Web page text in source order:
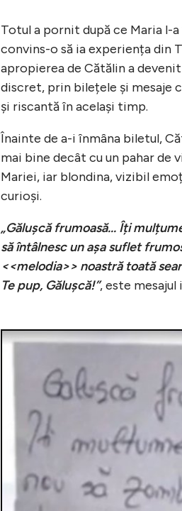
Totul a pornit după ce Maria l-
convins-o să ia experiența din
apropierea de Cătălin a
discret, prin bilețele și mesaje
și riscantă în același timp.
Înainte de a-i înmâna biletul,
mai bine decât cu un pahar de
Mariei, iar blondina, vizibil
curioși.
„Gălușcă frumoasă... Îți
să întâlnesc un așa suflet
<<melodia>> noastră toată
Te pup, Gălușcă!”, este